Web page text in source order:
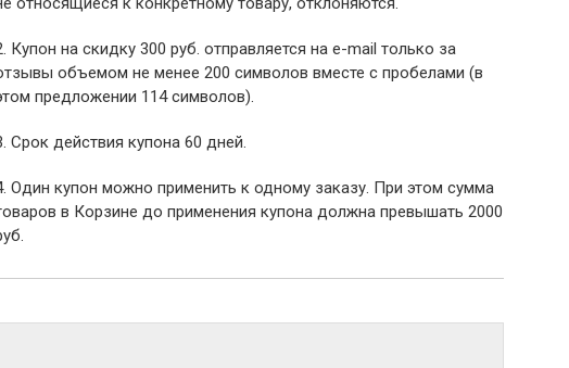
Купон на скидку 300 руб. отправляется на e-mail только за
объемом не менее 200 символов вместе с пробелами (в
предложении 114 символов).
Срок действия купона 60 дней.
Один купон можно применить к одному заказу. При этом сумма
в Корзине до применения купона должна превышать 2000